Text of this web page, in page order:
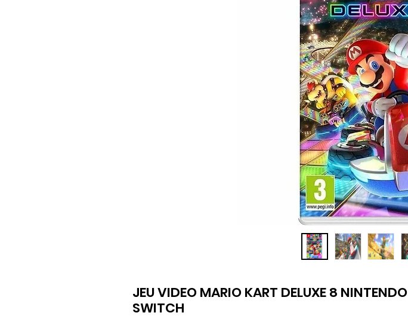
JEU VIDEO MARIO KART DELUXE 8 NINTENDO
SWITCH